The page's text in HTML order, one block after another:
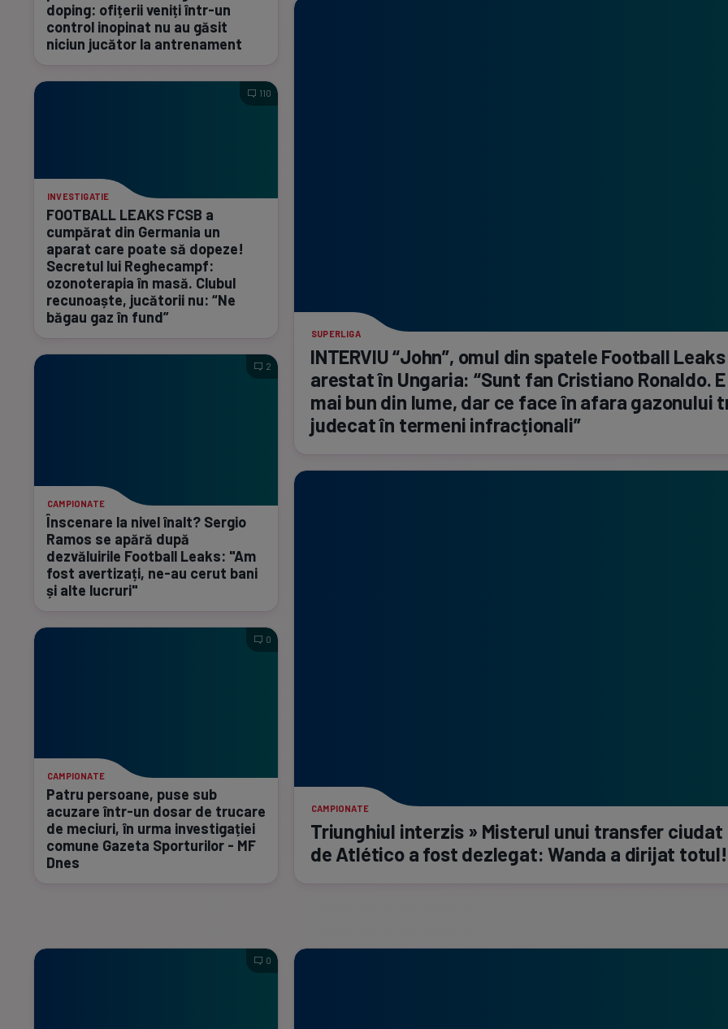
doping: ofițerii venițiîntr-un
control inopinat nu au găsit
niciun jucător la antrenament
INVESTIGATIE
FOOTBALL LEAKS FCSB a
cumpărat din Germania un
aparat care poate să dopeze!
Secretul lui Reghecampf:
ozonoterapia în masă. Clubul
recunoaște, jucătorii nu: “Ne
băgau gaz în fund”
110
CAMPIONATE
Înscenare la nivel înalt? Sergio
Ramos se apără după
dezvăluirile Football Leaks: "Am
fost avertizați, ne-au cerut bani
și alte lucruri"
2
CAMPIONATE
Patru persoane, puse sub
acuzare într-un dosar de trucare
de meciuri, în urma investigației
comune Gazeta Sporturilor - MF
Dnes
0
SUPERLIGA
INTERVIU “John”, omul din spatele Football Leaks
arestat în Ungaria: “Sunt fan Cristiano Ronaldo.
mai bun din lume, dar ce face în afara gazonului
judecat în termeni infracționali”
CAMPIONATE
Triunghiul interzis » Misterul unui transfer
de Atlético a fost dezlegat: Wanda a dirijat totul!
0